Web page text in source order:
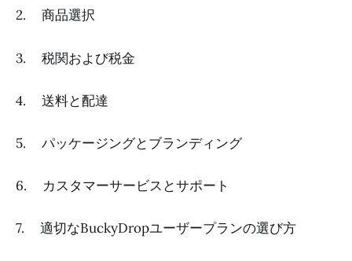
2. 商品選択
3. 税関および税金
4. 送料と配達
5. パッケージングとブランディング
6. カスタマーサービスとサポート
7. 適切なBuckyDropユーザープランの選び方